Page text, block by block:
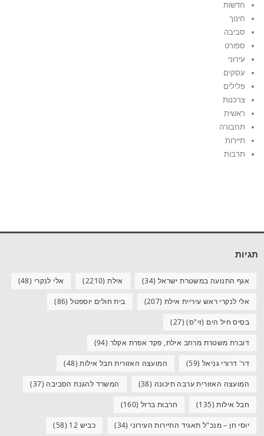
חדשות
חינוך
סביבה
ספורט
עירוני
עסקים
פלילים
צרכנות
ראשית
תחבורה
תיירות
תרבות
תגיות
אגף התנועה במשטרת ישראל (34) אילת(2210) אלי לנקרי (48)
אלי לנקרי ראש עיריית אילת (207) בית חולים יוספטל(86)
בסיס חיל הים (זי"ס)(27)
דוברת משטרת מרחב אילת, פקד אפרת אקלר (94)
דר' דרורי גניאל (59) המועצה האזורית חבל אילות(48)
המועצה האזורית ערבה תיכונה (38) המשרד להגנת הסביבה (37)
חבל אילות(135) חרבות ברזל (160)
יוסי חן – מנכ"ל תאגיד התיירות העירוני (34) כביש 12 (58)